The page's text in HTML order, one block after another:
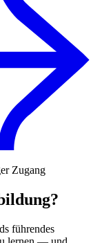
Zugang
führendes